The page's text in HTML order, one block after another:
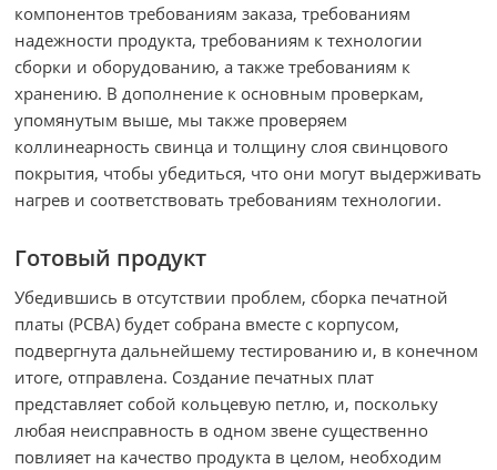
компонентов требованиям заказа, требованиям
надежности продукта, требованиям к технологии
сборки и оборудованию, а также требованиям к
хранению. В дополнение к основным проверкам,
упомянутым выше, мы также проверяем
коллинеарность свинца и толщину слоя свинцового
покрытия, чтобы убедиться, что они могут выдерживать
нагрев и соответствовать требованиям технологии.
Готовый продукт
Убедившись в отсутствии проблем, сборка печатной
платы (PCBA) будет собрана вместе с корпусом,
подвергнута дальнейшему тестированию и, в конечном
итоге, отправлена. Создание печатных плат
представляет собой кольцевую петлю, и, поскольку
любая неисправность в одном звене существенно
повлияет на качество продукта в целом, необходим